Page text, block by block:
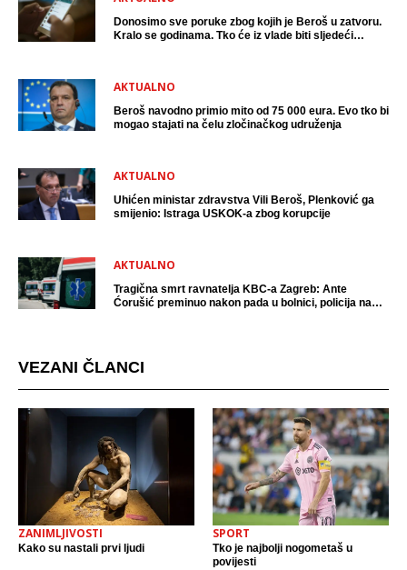
Donosimo sve poruke zbog kojih je Beroš u zatvoru.
Kralo se godinama. Tko će iz vlade biti sljedeći
AKTUALNO
Beroš navodno primio mito od 75 000 eura. Evo tko bi
mogao stajati na čelu zločinačkog udruženja
AKTUALNO
Uhićen ministar zdravstva Vili Beroš, Plenković ga
smijenio: Istraga USKOK-a zbog korupcije
AKTUALNO
Tragična smrt ravnatelja KBC-a Zagreb: Ante
Ćorušić preminuo nakon pada u bolnici, policija na
VEZANI ČLANCI
ZANIMLJIVOSTI
Kako su nastali prvi ljudi
SPORT
Tko je najbolji nogometaš u
povijesti